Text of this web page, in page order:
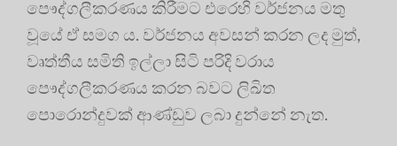
පෞද්ගලීකරණය කිරීමට එරෙහි වර්ජනය මතු
වූයේ ඒ සමග ය. වර්ජනය අවසන් කරන ලද මුත්,
වෘත්තීය සමිති ඉල්ලා සිටි පරිදි වරාය
පෞද්ගලීකරණය කරන බවට ලිඛිත
පොරොන්දුවක් ආණ්ඩුව ලබා දුන්නේ නැත.